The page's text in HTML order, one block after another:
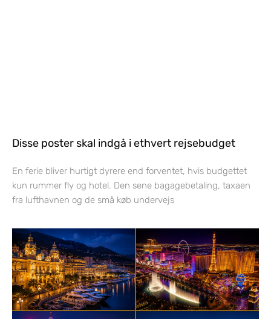
Disse poster skal indgå i ethvert rejsebudget
En ferie bliver hurtigt dyrere end forventet, hvis budgettet
kun rummer fly og hotel. Den sene bagagebetaling, taxaen
fra lufthavnen og de små køb undervejs